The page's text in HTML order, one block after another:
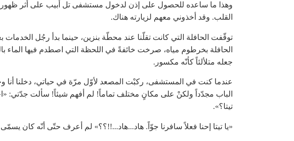
وهذا ما ساعده للحصول على إذن لدخول مستشفى تل أبيب على أثر
القلب. وقد أخذوني معهم لزيارته هناك.
توقّفت الحافلة التي كانت تقلّنا عند محطّة بنزين، حينما بدأ رجُل الخدمات
الحافلة بخرطوم مياه، صرخت خائفةً في اللحظة التي اصطدم فيها الماء
جعله متلألئاً كأنّه مكسور.
عندما كنت في المستشفى، ركبْت المصعد لأوّل مرّة في حياتي، دخلنا أنا
الباب مجدّداً ولكنْ على مكانٍ مختلف تماماً! لم أفهم شيئاً! سألت جدّتي:
تيتا؟».
«يا تيتا إحنا فعلاً سافرنا جوّاً. هاد...هاد...!!؟؟» لم أعرف حتّى أنّه كان